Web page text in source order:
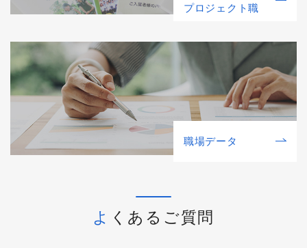
プロジェクト職
職場データ
よくあるご質問